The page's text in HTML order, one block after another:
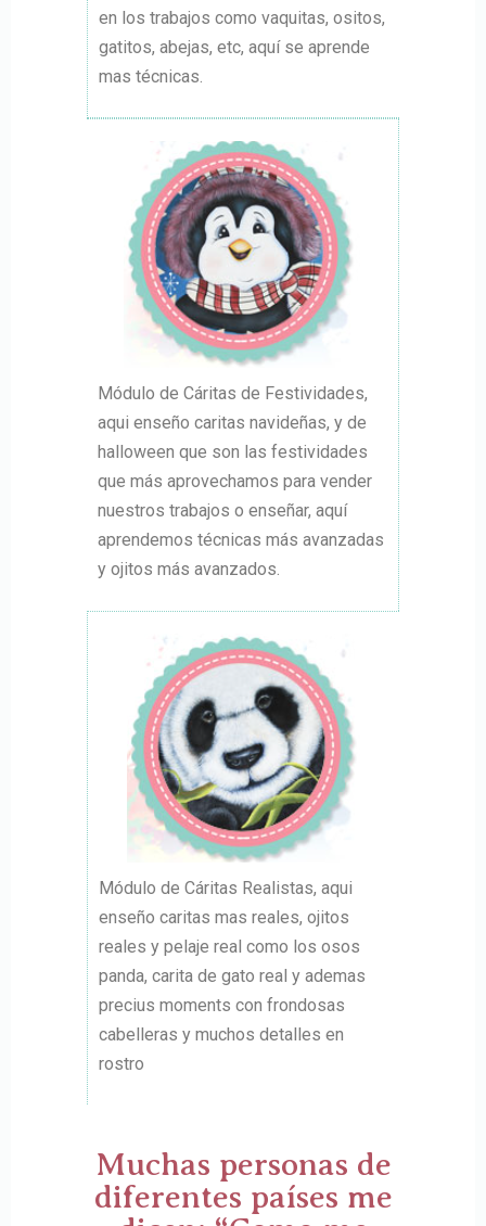
en los trabajos como vaquitas, ositos,
gatitos, abejas, etc, aquí se aprende
mas técnicas.
Módulo de Cáritas de Festividades,
aqui enseño caritas navideñas, y de
halloween que son las festividades
que más aprovechamos para vender
nuestros trabajos o enseñar, aquí
aprendemos técnicas más avanzadas
y ojitos más avanzados.
Módulo de Cáritas Realistas, aqui
enseño caritas mas reales, ojitos
reales y pelaje real como los osos
panda, carita de gato real y ademas
precius moments con frondosas
cabelleras y muchos detalles en
rostro
Muchas personas de
diferentes países me